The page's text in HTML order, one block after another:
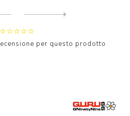
per questo prodotto